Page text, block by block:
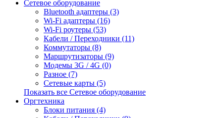
Сетевое оборудование
Bluetooth адаптеры (3)
Wi-Fi адаптеры (16)
Wi-Fi роутеры (53)
Кабели / Переходники (11)
Коммутаторы (8)
Маршрутизаторы (9)
Модемы 3G / 4G (0)
Разное (7)
Сетевые карты (5)
Показать все Сетевое оборудование
Оргтехника
Блоки питания (4)